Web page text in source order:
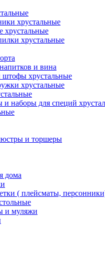
хрустальные
хрустальные
хрустальные
и вина
хрустальные
хрустальные
наборы для специй
и торшеры
дома
( плейсматы,
и муляжи